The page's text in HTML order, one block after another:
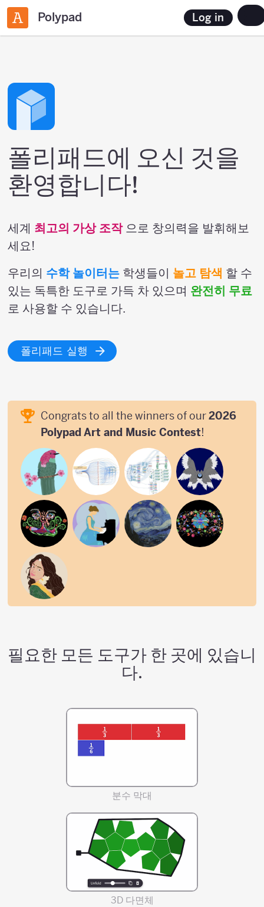
Polypad Log in
폴리패드에 오신 것을
환영합니다!
세계 최고의 가상 조작으로 창의력을 발휘해보
세요!
우리의 수학 놀이터는 학생들이 놀고 탐색 할 수
있는 독특한 도구로 가득 차 있으며 완전히 무료
로 사용할 수 있습니다.
폴리패드 실행
Congrats to all the winners of our2026
Polypad Art and Music Contest!
필요한 모든 도구가 한 곳에 있습니
다.
분수 막대
3D 다면체